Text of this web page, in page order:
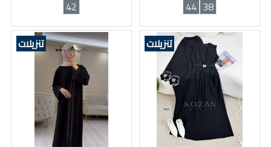
38
44
42
تنزيلات تنزيلات